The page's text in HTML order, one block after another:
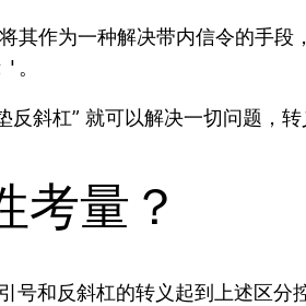
其作为一种解决带内信令的手
' 。
斜杠” 就可以解决一切问题，转
考量？
和反斜杠的转义起到上述区分